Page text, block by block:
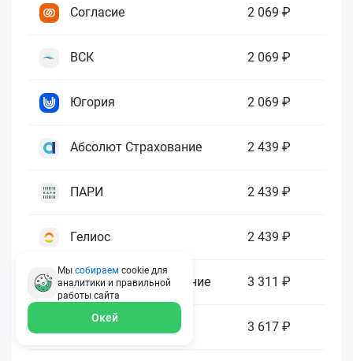
Согласие 2 069 ₽
ВСК 2 069 ₽
Югория 2 069 ₽
Абсолют Страхование 2 439 ₽
ПАРИ 2 439 ₽
Гелиос 2 439 ₽
Ренессанс Страхование 3 311 ₽
Зетта Страхование 3 617 ₽
Мы собираем cookie для
аналитики и правильной
работы сайта
Окей